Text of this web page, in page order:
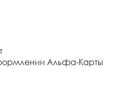
Альфа-Карты